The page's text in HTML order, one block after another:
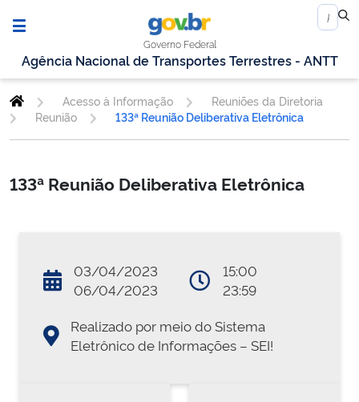
Governo Federal
Agência Nacional de Transportes Terrestres - ANTT
Acesso à Informação
Reuniões da Diretoria
Reunião
133ª Reunião Deliberativa Eletrônica
133ª Reunião Deliberativa Eletrônica
03/04/2023
06/04/2023
15:00
23:59
Realizado por meio do Sistema
Eletrônico de Informações – SEI!